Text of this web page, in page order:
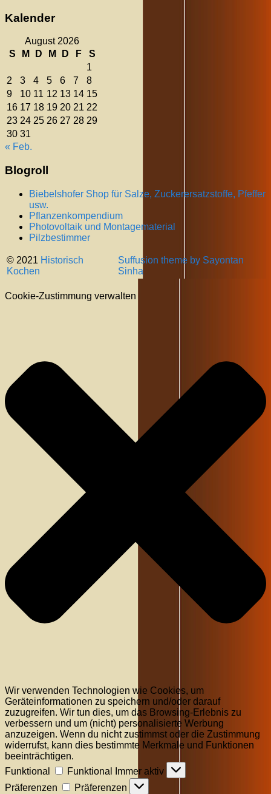
Kalender
August 2026
S
M D M D F
S
1
2
3 4 5 6 7
8
9
10 11 12 13 14 15
16 17 18 19 20 21 22
23 24 25 26 27 28 29
30 31
« Feb.
Blogroll
Biebelshofer Shop für Salze, Zuckerersatzstoffe, Pfeffer
usw.
Pflanzenkompendium
Photovoltaik und Montagematerial
Pilzbestimmer
© 2021 Historisch
Kochen
Suffusion theme by Sayontan
Sinha
Cookie-Zustimmung verwalten
Wir verwenden Technologien wie Cookies, um
Geräteinformationen zu speichern und/oder darauf
zuzugreifen. Wir tun dies, um das Browsing-Erlebnis zu
verbessern und um (nicht) personalisierte Werbung
anzuzeigen. Wenn du nicht zustimmst oder die Zustimmung
widerrufst, kann dies bestimmte Merkmale und Funktionen
beeinträchtigen.
Funktional
Funktional
Immer aktiv
Präferenzen
Präferenzen